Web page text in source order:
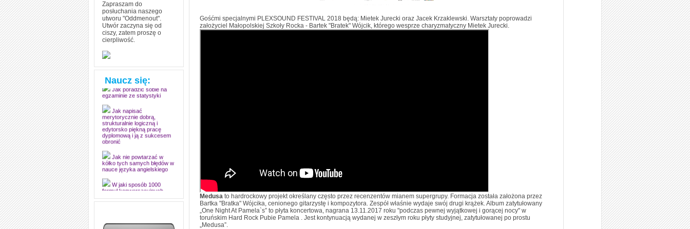
Zapraszam do
posłuchania naszego
utworu "Oddmenout".
Utwór zaczyna się od
ciszy, zatem proszę o
cierpliwość.
Naucz się:
Jak stworzyć fenomen
grozy w muzyce
egzamin? Poznaj metody
mistrzów
Jak poradzić sobie na
egzaminie ze statystyki
Jak napisać
merytorycznie dobrą,
strukturalnie logiczną i
edytorsko piękną pracę
dyplomową i ją z sukcesem
obronić
Jak nie powtarzać w
kółko tych samych błędów w
nauce języka angielskiego
W jaki sposób 1000
pozwoli Ci opanować język
Gośćmi specjalnymi PLEXSOUND FESTIVAL 2018 będą: Mietek Jurecki oraz Jacek Krzaklewski. Warsztaty poprowadzi
założyciel Małopolskiej Szkoły Rocka - Bartek "Bratek" Wójcik, którego wesprze charyzmatyczny Mietek Jurecki.
Medusa to hardrockowy projekt określany często przez recenzentów mianem supergrupy. Formacja została założona przez
Bartka "Bratka" Wójcika, cenionego gitarzystę i kompozytora. Zespół właśnie wydaje swój drugi krążek. Album zatytułowany
„One Night At Pamela`s” to płyta koncertowa, nagrana 13.11.2017 roku "podczas pewnej wyjątkowej i gorącej nocy" w
toruńskim Hard Rock Pubie Pamela . Jest kontynuacją wydanej w zeszłym roku płyty studyjnej, zatytułowanej po prostu
„Medusa”.